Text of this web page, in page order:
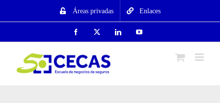
Áreas privadas Enlaces
Facebook LinkedInYouTube